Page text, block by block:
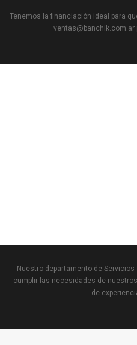
Tenemos la financiación ideal para
Nuestro departamento de
cumplir las necesidades de
de